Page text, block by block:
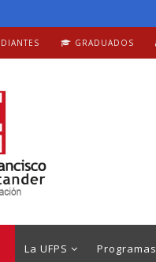
GRADUADOS
La UFPS Programas